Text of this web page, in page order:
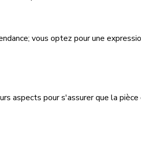
vous optez pour une
pour s'assurer que la pièce